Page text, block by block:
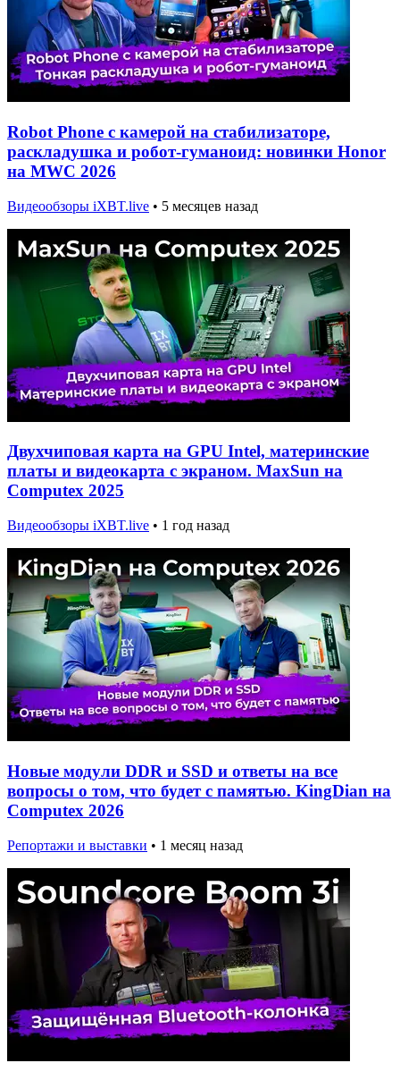
Robot Phone с камерой на стабилизаторе,
раскладушка и робот-гуманоид: новинки Honor
на MWC 2026
Видеообзоры iXBT.live • 5 месяцев назад
Двухчиповая карта на GPU Intel, материнские
платы и видеокарта с экраном. MaxSun на
Computex 2025
Видеообзоры iXBT.live • 1 год назад
Новые модули DDR и SSD и ответы на все
вопросы о том, что будет с памятью. KingDian на
Computex 2026
Репортажи и выставки • 1 месяц назад